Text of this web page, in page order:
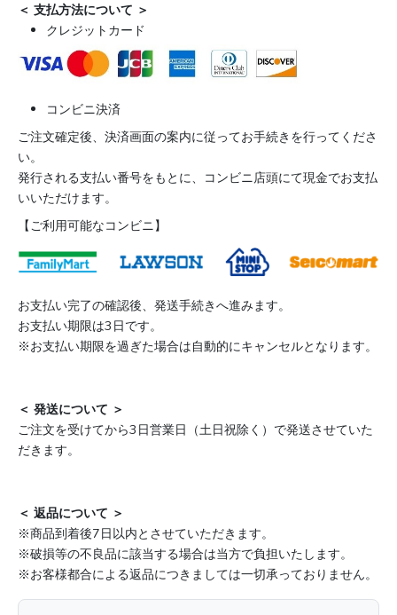
＜ 支払方法について ＞
クレジットカード
コンビニ決済
ご注文確定後、決済画面の案内に従ってお手続きを行ってくださ
い。
発行される支払い番号をもとに、コンビニ店頭にて現金でお支払
いいただけます。
【ご利用可能なコンビニ】
お支払い完了の確認後、発送手続きへ進みます。
お支払い期限は3日です。
※お支払い期限を過ぎた場合は自動的にキャンセルとなります。
＜ 発送について ＞
ご注文を受けてから3日営業日（土日祝除く）で発送させていた
だきます。
＜ 返品について ＞
※商品到着後7日以内とさせていただきます。
※破損等の不良品に該当する場合は当方で負担いたします。
※お客様都合による返品につきましては一切承っておりません。